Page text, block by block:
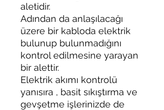
aletidir.
Adından da anlaşılacağı
üzere bir kabloda elektrik
bulunup bulunmadığını
kontrol edilmesine yarayan
bir alettir.
Elektrik akımı kontrolü
yanısıra , basit sıkıştırma ve
gevşetme işlerinizde de